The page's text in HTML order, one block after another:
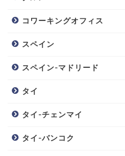
コワーキングオフィス
スペイン
スペイン-マドリード
タイ
タイ-チェンマイ
タイ-バンコク